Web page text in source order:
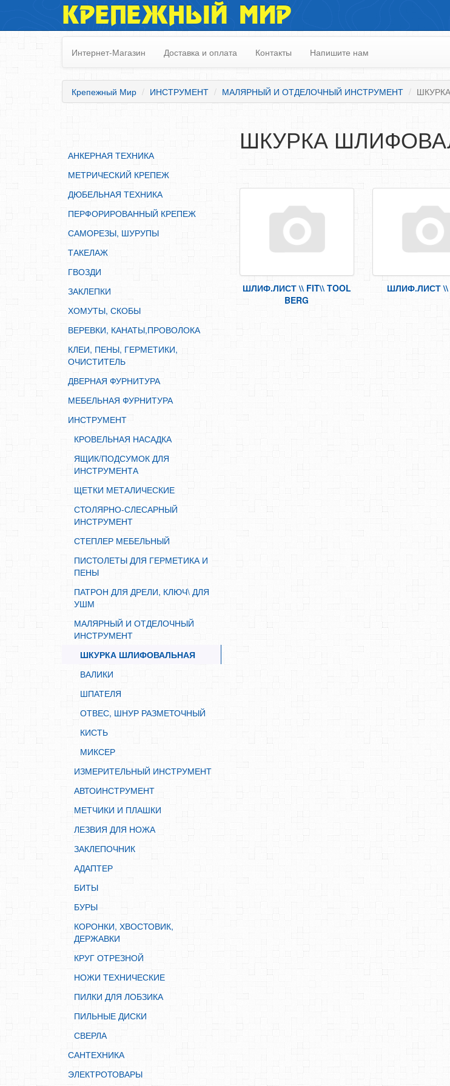
АНКЕРНАЯ ТЕХНИКА
МЕТРИЧЕСКИЙ КРЕПЕЖ
ДЮБЕЛЬНАЯ ТЕХНИКА
ПЕРФОРИРОВАННЫЙ КРЕПЕЖ
САМОРЕЗЫ, ШУРУПЫ
ЗАКЛЕПКИ
ХОМУТЫ, СКОБЫ
ВЕРЕВКИ, КАНАТЫ,ПРОВОЛОКА
КЛЕИ, ПЕНЫ, ГЕРМЕТИКИ, ОЧИСТИТЕЛЬ
ДВЕРНАЯ ФУРНИТУРА
МЕБЕЛЬНАЯ ФУРНИТУРА
ИНСТРУМЕНТ
КРОВЕЛЬНАЯ НАСАДКА
ЯЩИК/ПОДСУМОК ДЛЯ ИНСТРУМЕНТА
ЩЕТКИ МЕТАЛИЧЕСКИЕ
СТОЛЯРНО-СЛЕСАРНЫЙ ИНСТРУМЕНТ
СТЕПЛЕР МЕБЕЛЬНЫЙ
ПИСТОЛЕТЫ ДЛЯ ГЕРМЕТИКА И ПЕНЫ
ШКУРКА ШЛИФОВАЛЬНАЯ
ОТВЕС, ШНУР РАЗМЕТОЧНЫЙ
ИЗМЕРИТЕЛЬНЫЙ ИНСТРУМЕНТ
МЕТЧИКИ И ПЛАШКИ
ЛЕЗВИЯ ДЛЯ НОЖА
ЗАКЛЕПОЧНИК
КОРОНКИ, ХВОСТОВИК, ДЕРЖАВКИ
КРУГ ОТРЕЗНОЙ
НОЖИ ТЕХНИЧЕСКИЕ
ПИЛКИ ДЛЯ ЛОБЗИКА
ПИЛЬНЫЕ ДИСКИ
САНТЕХНИКА
ЭЛЕКТРОТОВАРЫ
ЛЕНТЫ, СКОТЧИ, ПЛЕНКИ
СРЕДСТВА ЗАЩИТЫ ТРУДА
ЭЛЕКТРОДЫ, ПРОВОЛКА
ЭЛЕКТРОИНСТРУМЕНТ
КРЕПЕЖНЫЙ МИР
Интернет-Магазин Доставка и оплата Контакты Напишите нам
Крепежный Мир ИНСТРУМЕНТ МАЛЯРНЫЙ И ОТДЕЛОЧНЫЙ ИНСТРУМЕНТ
АНКЕРНАЯ ТЕХНИКА
МЕТРИЧЕСКИЙ КРЕПЕЖ
ДЮБЕЛЬНАЯ ТЕХНИКА
ПЕРФОРИРОВАННЫЙ КРЕПЕЖ
САМОРЕЗЫ, ШУРУПЫ
ТАКЕЛАЖ
ГВОЗДИ
ЗАКЛЕПКИ
ХОМУТЫ, СКОБЫ
ВЕРЕВКИ, КАНАТЫ,ПРОВОЛОКА
КЛЕИ, ПЕНЫ, ГЕРМЕТИКИ,
ОЧИСТИТЕЛЬ
ДВЕРНАЯ ФУРНИТУРА
МЕБЕЛЬНАЯ ФУРНИТУРА
ИНСТРУМЕНТ
КРОВЕЛЬНАЯ НАСАДКА
ЯЩИК/ПОДСУМОК ДЛЯ
ИНСТРУМЕНТА
ЩЕТКИ МЕТАЛИЧЕСКИЕ
СТОЛЯРНО-СЛЕСАРНЫЙ
ИНСТРУМЕНТ
СТЕПЛЕР МЕБЕЛЬНЫЙ
ПИСТОЛЕТЫ ДЛЯ ГЕРМЕТИКА И
ПЕНЫ
ПАТРОН ДЛЯ ДРЕЛИ, КЛЮЧ\ ДЛЯ
УШМ
МАЛЯРНЫЙ И ОТДЕЛОЧНЫЙ
ИНСТРУМЕНТ
ШКУРКА ШЛИФОВАЛЬНАЯ
ВАЛИКИ
ШПАТЕЛЯ
ОТВЕС, ШНУР РАЗМЕТОЧНЫЙ
КИСТЬ
МИКСЕР
ИЗМЕРИТЕЛЬНЫЙ ИНСТРУМЕНТ
АВТОИНСТРУМЕНТ
МЕТЧИКИ И ПЛАШКИ
ЛЕЗВИЯ ДЛЯ НОЖА
ЗАКЛЕПОЧНИК
АДАПТЕР
БИТЫ
БУРЫ
КОРОНКИ, ХВОСТОВИК,
ДЕРЖАВКИ
КРУГ ОТРЕЗНОЙ
НОЖИ ТЕХНИЧЕСКИЕ
ПИЛКИ ДЛЯ ЛОБЗИКА
ПИЛЬНЫЕ ДИСКИ
СВЕРЛА
САНТЕХНИКА
ЭЛЕКТРОТОВАРЫ
ШКУРКА
ШЛИФ.ЛИСТ \\ FIT\\ TOOL
BERG
ШЛИФ.ЛИСТ \\